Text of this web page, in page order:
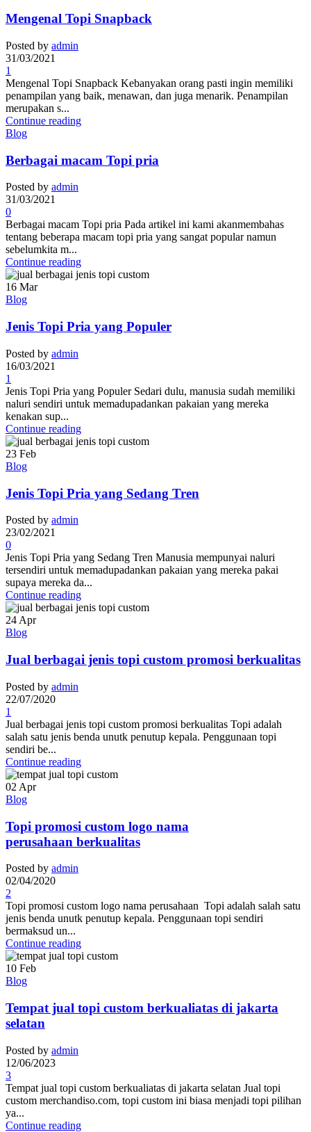
Mengenal Topi Snapback
Posted by admin
31/03/2021
1
Mengenal Topi Snapback Kebanyakan orang pasti ingin memiliki
penampilan yang baik, menawan, dan juga menarik. Penampilan
merupakan s...
Continue reading
Blog
Berbagai macam Topi pria
Posted by admin
31/03/2021
0
Berbagai macam Topi pria Pada artikel ini kami akanmembahas
tentang beberapa macam topi pria yang sangat popular namun
sebelumkita m...
Continue reading
16 Mar
Blog
Jenis Topi Pria yang Populer
Posted by admin
16/03/2021
1
Jenis Topi Pria yang Populer Sedari dulu, manusia sudah memiliki
naluri sendiri untuk memadupadankan pakaian yang mereka
kenakan sup...
Continue reading
23 Feb
Blog
Jenis Topi Pria yang Sedang Tren
Posted by admin
23/02/2021
0
Jenis Topi Pria yang Sedang Tren Manusia mempunyai naluri
tersendiri untuk memadupadankan pakaian yang mereka pakai
supaya mereka da...
Continue reading
24 Apr
Blog
Jual berbagai jenis topi custom promosi berkualitas
Posted by admin
22/07/2020
1
Jual berbagai jenis topi custom promosi berkualitas Topi adalah
salah satu jenis benda unutk penutup kepala. Penggunaan topi
sendiri be...
Continue reading
02 Apr
Blog
Topi promosi custom logo nama
perusahaan berkualitas
Posted by admin
02/04/2020
2
Topi promosi custom logo nama perusahaan Topi adalah salah satu
jenis benda unutk penutup kepala. Penggunaan topi sendiri
bermaksud un...
Continue reading
10 Feb
Blog
Tempat jual topi custom berkualiatas di jakarta
selatan
Posted by admin
12/06/2023
3
Tempat jual topi custom berkualiatas di jakarta selatan Jual topi
custom merchandiso.com, topi custom ini biasa menjadi topi pilihan
ya...
Continue reading